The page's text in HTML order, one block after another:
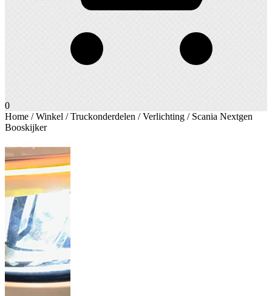
0
Home /Winkel /Truckonderdelen /Verlichting / Scania Nextgen
Booskijker